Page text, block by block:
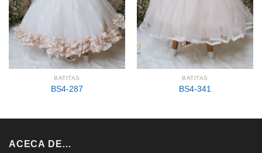
BATITAS
BS4-287
BATITAS
BS4-341
ACECA DE…